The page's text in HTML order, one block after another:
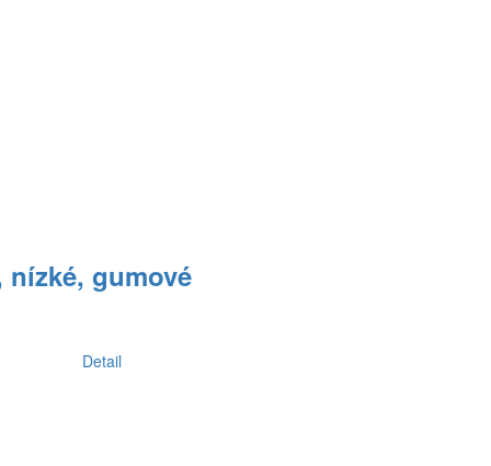
nízké, gumové
Detail